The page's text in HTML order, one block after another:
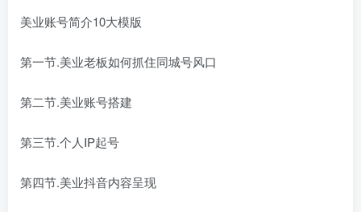
美业账号简介10大模版
第一节.美业老板如何抓住同城号风口
第二节.美业账号搭建
第三节.个人IP起号
第四节.美业抖音内容呈现